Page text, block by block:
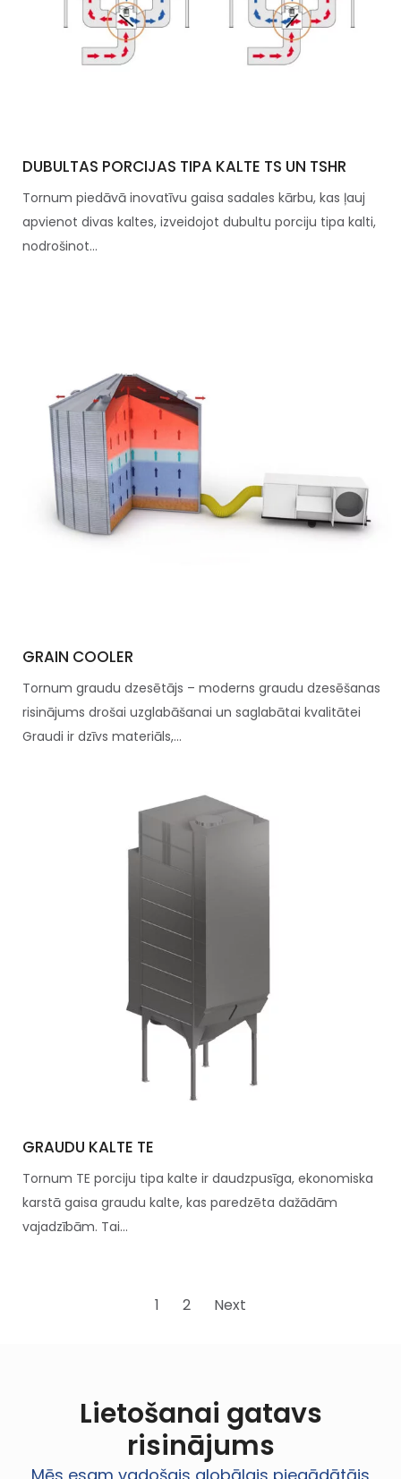
DUBULTAS PORCIJAS TIPA KALTE TS UN TSHR
Tornum piedāvā inovatīvu gaisa sadales kārbu, kas ļauj
apvienot divas kaltes, izveidojot dubultu porciju tipa kalti,
nodrošinot...
GRAIN COOLER
Tornum graudu dzesētājs – moderns graudu dzesēšanas
risinājums drošai uzglabāšanai un saglabātai kvalitātei
Graudi ir dzīvs materiāls,...
GRAUDU KALTE TE
Tornum TE porciju tipa kalte ir daudzpusīga, ekonomiska
karstā gaisa graudu kalte, kas paredzēta dažādām
vajadzībām. Tai...
1 2 Next
Lietošanai gatavs
risinājums